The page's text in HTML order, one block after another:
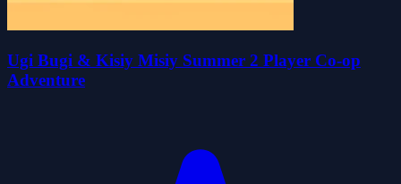
Ugi Bugi & Kisiy Misiy Summer 2 Player Co-op
Adventure